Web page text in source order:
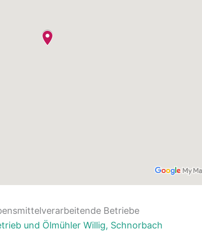
Betriebe
und Ölmühler Willig, Schnorbach